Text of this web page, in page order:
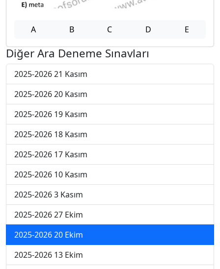
A B C D E
Diğer Ara Deneme Sınavları
2025-2026 21 Kasım
2025-2026 20 Kasım
2025-2026 19 Kasım
2025-2026 18 Kasım
2025-2026 17 Kasım
2025-2026 10 Kasım
2025-2026 3 Kasım
2025-2026 27 Ekim
2025-2026 20 Ekim
2025-2026 13 Ekim